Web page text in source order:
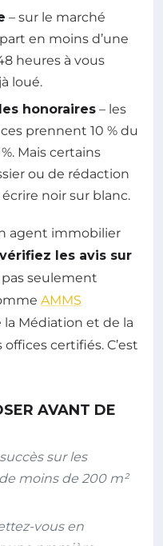
– sur le marché
en moins d’une
heures à vous
loué.
honoraires – les
prennent 10 % du
Mais certains
ou de rédaction
noir sur blanc.
agent immobilier
vérifiez les avis sur
pas seulement
AMMS
la Médiation et de la
certifiés. C’est
AVANT DE
sur les
moins de 200 m²
vous en